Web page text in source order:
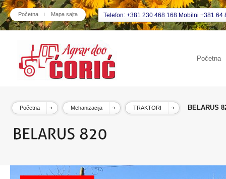
Početna Mapa sajta Telefon: +381 230 468 168 Mobilni +381 64
Početna
Početna Mehanizacija TRAKTORI BELARUS